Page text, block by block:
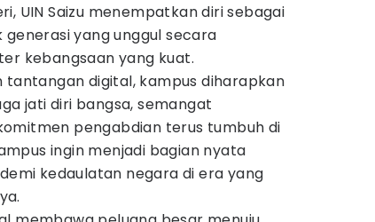
UIN Saizu menempatkan diri sebagai
yang unggul secara
kebangsaan yang kuat.
tantangan digital, kampus diharapkan
jati diri bangsa, semangat
pengabdian terus tumbuh di
ingin menjadi bagian nyata
kedaulatan negara di era yang